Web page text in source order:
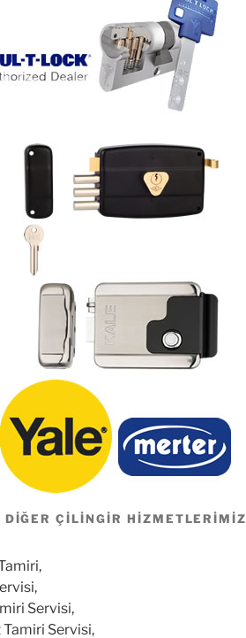
ÇILINGIR HIZMETLERIMIZ
Servisi,
Tamiri Servisi,